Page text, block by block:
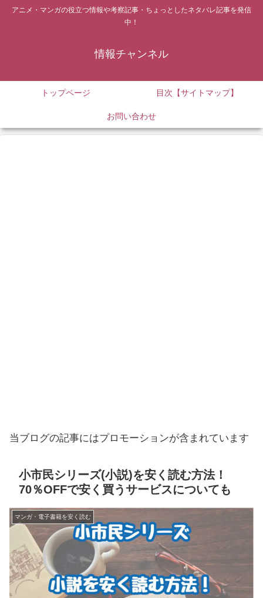
アニメ・マンガの役立つ情報や考察記事・ちょっとしたネタバレ記事を発信
中！
情報チャンネル
トップページ 目次【サイトマップ】
お問い合わせ
当ブログの記事にはプロモーションが含まれています
小市民シリーズ(小説)を安く読む方法！
70％OFFで安く買うサービスについても
マンガ・電子書籍を安く読む